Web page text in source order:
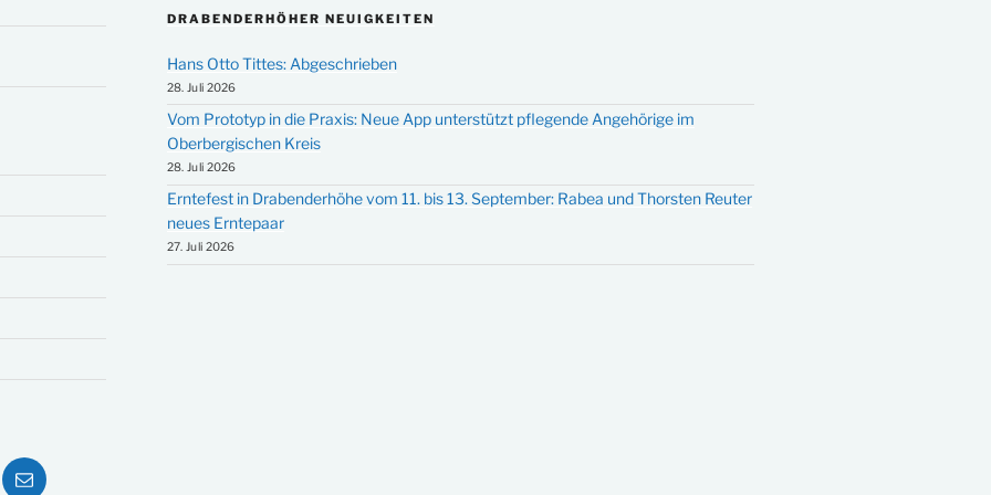
DRABENDERHÖHER NEUIGKEITEN
Hans Otto Tittes: Abgeschrieben
28. Juli 2026
Vom Prototyp in die Praxis: Neue App unterstützt pflegende Angehörige im
Oberbergischen Kreis
28. Juli 2026
Erntefest in Drabenderhöhe vom 11. bis 13. September: Rabea und Thorsten Reuter
neues Erntepaar
27. Juli 2026
E-